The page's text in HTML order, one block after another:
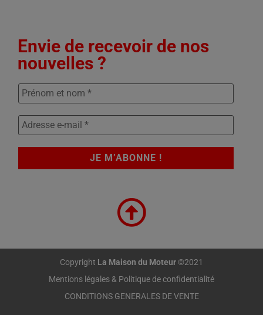
Envie de recevoir de nos
nouvelles ?
Copyright La Maison du Moteur©2021
Mentions légales & Politique de confidentialité
CONDITIONS GENERALES DE VENTE